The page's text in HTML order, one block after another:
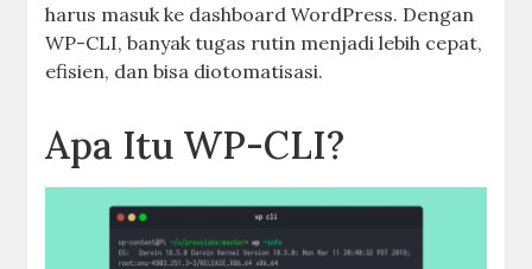
harus masuk ke dashboard WordPress. Dengan
WP-CLI, banyak tugas rutin menjadi lebih cepat,
efisien, dan bisa diotomatisasi.
Apa Itu WP-CLI?